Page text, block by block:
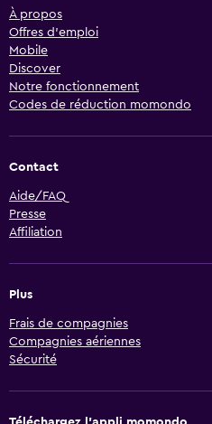
À propos
Offres d’emploi
Mobile
Discover
Notre fonctionnement
Codes de réduction momondo
Contact
Aide/FAQ
Presse
Affiliation
Plus
Frais de compagnies
Compagnies aériennes
Sécurité